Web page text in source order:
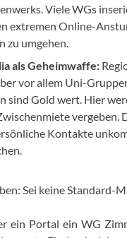
Viele WGs
extremen Online-
zu umgehen.
als Geheimwaffe:
vor allem Uni-
sind Gold wert. Hier
vergeben.
Kontakte
Sei keine Standard-
ein Portal ein WG